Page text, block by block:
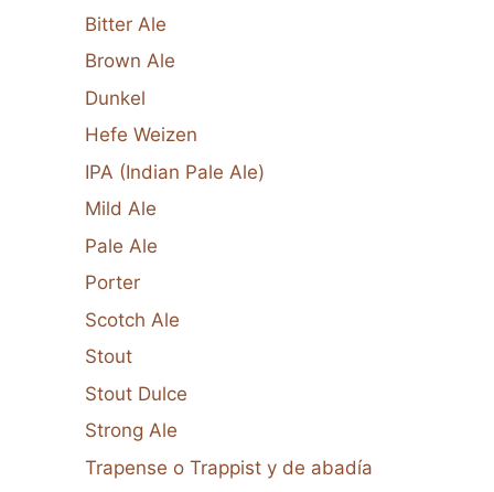
Bitter Ale
Brown Ale
Dunkel
Hefe Weizen
IPA (Indian Pale Ale)
Mild Ale
Pale Ale
Porter
Scotch Ale
Stout
Stout Dulce
Strong Ale
Trapense o Trappist y de abadía